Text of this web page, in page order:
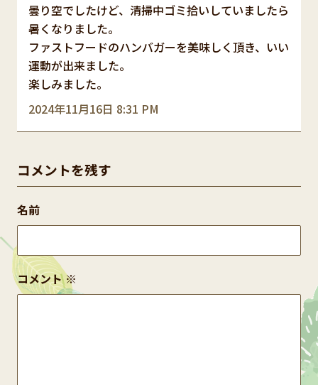
2024年11月16日 8:31 PM
曇り空でしたけど、清掃中ゴミ拾いしていましたら
暑くなりました。
ファストフードのハンバガーを美味しく頂き、いい
運動が出来ました。
楽しみました。
コメントを残す
コメント※
名前